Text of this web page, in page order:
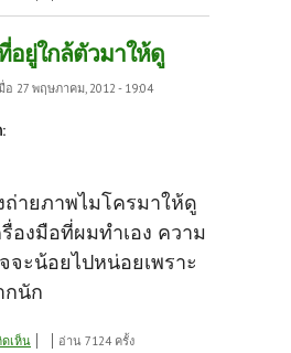
อยู่ใกล้ตัวมาให้ดู
อ 27 พฤษภาคม, 2012 - 19:04
ถ่ายภาพไมโครมาให้ดู
องมือที่ผมทำเอง ความ
จะน้อยไปหน่อยเพราะ
กนัก
งเล็กๆ ที่อยู่ใกล้ตัวมาให้ดู
เห็น อ่าน 7124 ครั้ง